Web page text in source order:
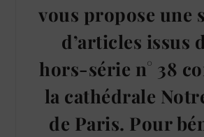
vous propose une
d’articles issus
hors-série n° 38
la cathédrale
de Paris. Pour